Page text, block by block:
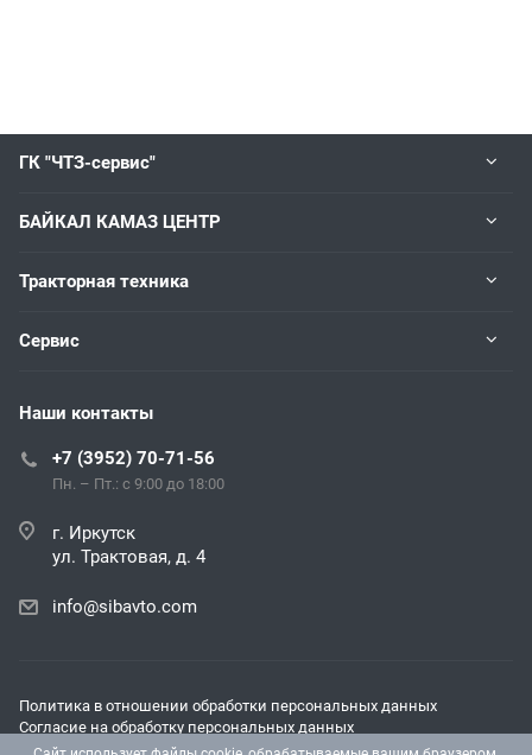
ГК "ЧТЗ-сервис"
БАЙКАЛ КАМАЗ ЦЕНТР
Тракторная техника
Сервис
Наши контакты
+7 (3952) 70-71-56
Пн. – Пт.: с 9:00 до 18:00
г. Иркутск
ул. Трактовая, д. 4
info@sibavto.com
Политика в отношении обработки персональных данных
Согласие на обработку персональных данных
Согласие на получение рекламных и информационных